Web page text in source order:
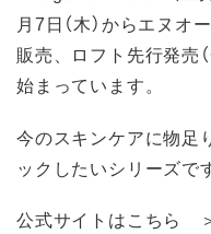
月7日（木）からエヌ
販売、ロフト先行発売
始まっています。
今のスキンケアに物足
ックしたいシリーズで
公式サイトはこちら